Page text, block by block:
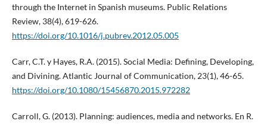
through the Internet in Spanish museums. Public Relations
Review, 38(4), 619-626.
https://doi.org/10.1016/j.pubrev.2012.05.005
Carr, C.T. y Hayes, R.A. (2015). Social Media: Defining, Developing,
and Divining. Atlantic Journal of Communication, 23(1), 46-65.
https://doi.org/10.1080/15456870.2015.972282
Carroll, G. (2013). Planning: audiences, media and networks. En R.